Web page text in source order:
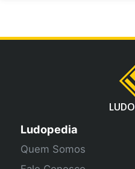
LUDO
Ludopedia
Quem Somos